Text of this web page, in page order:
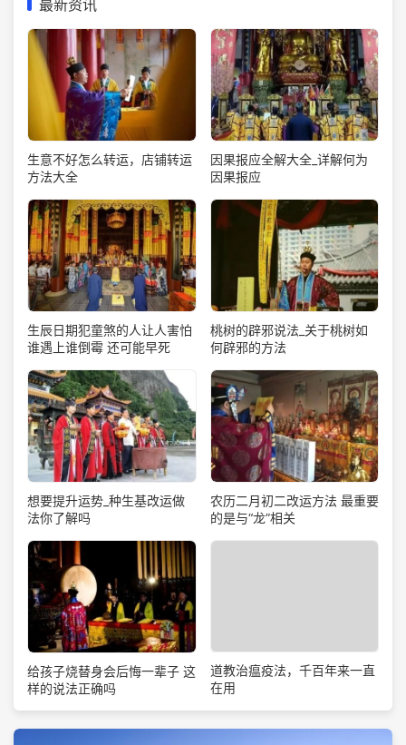
最新资讯
生意不好怎么转运，店铺转运
方法大全
因果报应全解大全_详解何为
因果报应
生辰日期犯童煞的人让人害怕
谁遇上谁倒霉 还可能早死
桃树的辟邪说法_关于桃树如
何辟邪的方法
想要提升运势_种生基改运做
法你了解吗
农历二月初二改运方法 最重要
的是与“龙”相关
给孩子烧替身会后悔一辈子 这
样的说法正确吗
道教治瘟疫法，千百年来一直
在用